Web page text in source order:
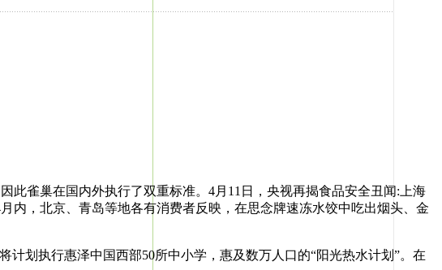
雀巢在国内外执行了双重标准。4月11日，央视再揭食品安全丑闻:上海
内，北京、青岛等地各有消费者反映，在思念牌速冻水饺中吃出烟头、金
划执行惠泽中国西部50所中小学，惠及数万人口的“阳光热水计划”。在